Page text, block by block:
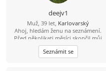
deejv1
Muž, 39 let, Karlovarský
Ahoj, hledám ženu na seznámení.
Před několikati měsíci skončil můj
bývalí vztah. Teď chci potkat
kamarádku , milenku, ženu na vážný
vztah. Bydlím sám, a bydlím na
Seznámit se